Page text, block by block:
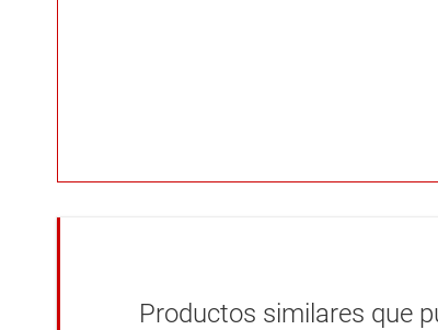
Productos similares que